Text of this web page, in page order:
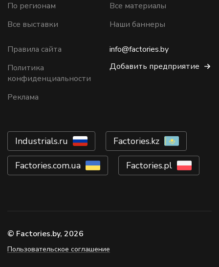
По регионам
Все выставки
Все материалы
Наши баннеры
Правила сайта
Политика
конфиденциальности
Реклама
info@factories.by
Добавить предприятие
Industrials.ru Factories.kz
Factories.com.ua Factories.pl
© Factories.by, 2026
Пользовательское соглашение